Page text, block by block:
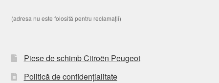
(adresa nu este folosită pentru reclamații)
Piese de schimb Citroën Peugeot
Politică de confidențialitate